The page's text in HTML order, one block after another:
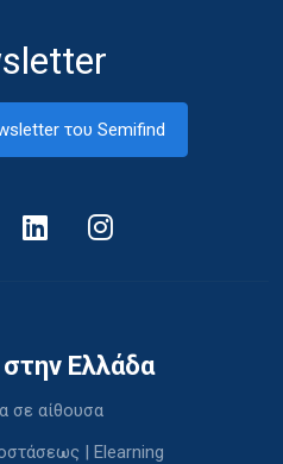
του Semifind
στην Ελλάδα
σε αίθουσα
| Elearning